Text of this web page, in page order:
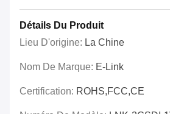
Détails Du Produit
Lieu D'origine: La Chine
Nom De Marque: E-Link
Certification: ROHS,FCC,CE